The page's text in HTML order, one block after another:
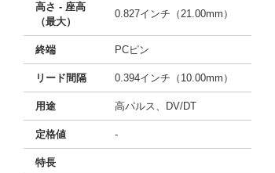
高さ - 座高
（最大）
0.827インチ（21.00mm）
終端 PCピン
リード間隔 0.394インチ（10.00mm）
用途 高パルス、DV/DT
定格値 -
特長